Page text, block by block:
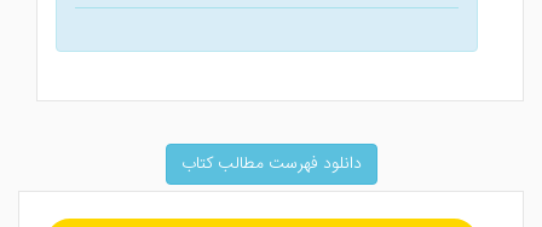
دانلود فهرست مطالب کتاب